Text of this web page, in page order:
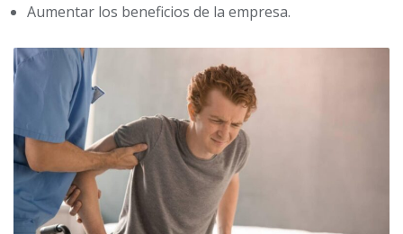
Aumentar los beneficios de la empresa.